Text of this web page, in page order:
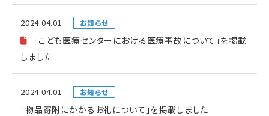
2024.04.01 お知らせ
「こども医療センターにおける医療事故について」を掲載
しました
2024.04.01 お知らせ
「物品寄附にかかるお礼について」を掲載しました